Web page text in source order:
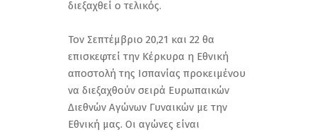
διεξαχθεί ο τελικός.
Τον Σεπτέμβριο 20,21 και 22 θα
επισκεφτεί την Κέρκυρα η Εθνική
αποστολή της Ισπανίας προκειμένου
να διεξαχθούν σειρά Ευρωπαικών
Διεθνών Αγώνων Γυναικών με την
Εθνική μας. Οι αγώνες είναι